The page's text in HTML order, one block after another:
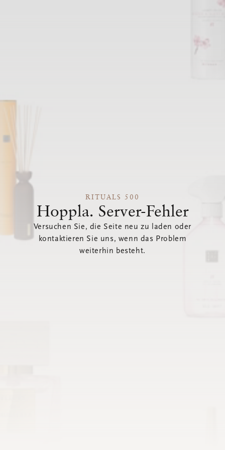
RITUALS 500
Hoppla. Server-Fehler
Versuchen Sie, die Seite neu zu laden oder
kontaktieren Sie uns, wenn das Problem
weiterhin besteht.